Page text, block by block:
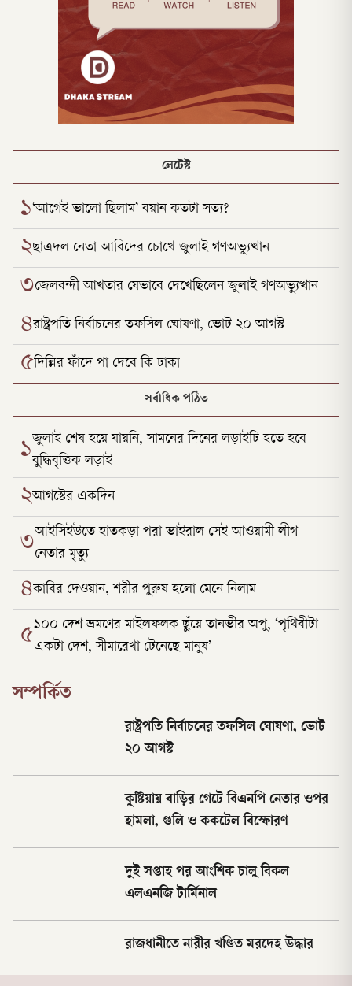
লেটেস্ট
১‘আগেই ভালো ছিলাম’ বয়ান কতটা সত্য?
২ছাত্রদল নেতা আবিদের চোখে জুলাই গণঅভ্যুত্থান
৩জেলবন্দী আখতার যেভাবে দেখেছিলেন জুলাই গণঅভ্যুত্থান
৪রাষ্ট্রপতি নির্বাচনের তফসিল ঘোষণা, ভোট ২০ আগস্ট
৫দিল্লির ফাঁদে পা দেবে কি ঢাকা
সর্বাধিক পঠিত
১জুলাই শেষ হয়ে যায়নি, সামনের দিনের লড়াইটি হতে হবে
বুদ্ধিবৃত্তিক লড়াই
২আগস্টের একদিন
৩আইসিইউতে হাতকড়া পরা ভাইরাল সেই আওয়ামী লীগ
নেতার মৃত্যু
৪কাবির দেওয়ান, শরীর পুরুষ হলো মেনে নিলাম
৫১০০ দেশ ভ্রমণের মাইলফলক ছুঁয়ে তানভীর অপু, ‘পৃথিবীটা
একটা দেশ, সীমারেখা টেনেছে মানুষ’
সম্পর্কিত
রাষ্ট্রপতি নির্বাচনের তফসিল ঘোষণা, ভোট
২০ আগস্ট
কুষ্টিয়ায় বাড়ির গেটে বিএনপি নেতার ওপর
হামলা, গুলি ও ককটেল বিস্ফোরণ
দুই সপ্তাহ পর আংশিক চালু বিকল
এলএনজি টার্মিনাল
রাজধানীতে নারীর খণ্ডিত মরদেহ উদ্ধার